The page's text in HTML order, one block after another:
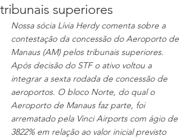
tribunais superiores
Nossa sócia Lívia Herdy comenta sobre a
contestação da concessão do Aeroporto de
Manaus (AM) pelos tribunais superiores.
Após decisão do STF o ativo voltou a
integrar a sexta rodada de concessão de
aeroportos. O bloco Norte, do qual o
Aeroporto de Manaus faz parte, foi
arrematado pela Vinci Airports com ágio de
3822% em relação ao valor inicial previsto